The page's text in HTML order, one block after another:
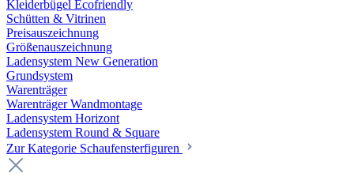
Kleiderbügel Ecofriendly
Schütten & Vitrinen
Preisauszeichnung
Größenauszeichnung
Ladensystem New Generation
Grundsystem
Warenträger
Warenträger Wandmontage
Ladensystem Horizont
Ladensystem Round & Square
Zur Kategorie Schaufenster­figuren